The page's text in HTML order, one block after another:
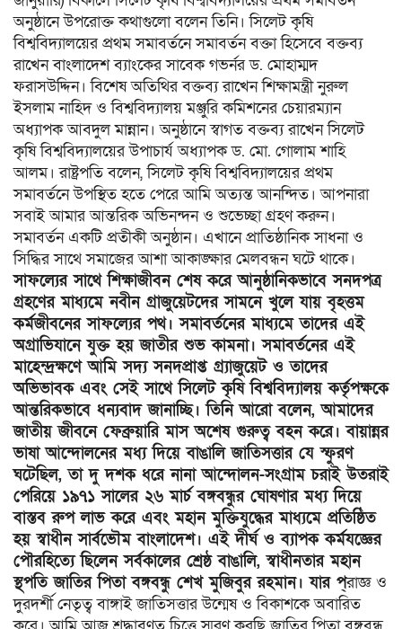
অনুষ্ঠানে উপরোক্ত কথাগুলো বলেন তিনি। সিলেট কৃষি
বিশ্ববিদ্যালয়ের প্রথম সমাবর্তনে সমাবর্তন বক্তা হিসেবে বক্তব্য
রাখেন বাংলাদেশ ব্যাংকের সাবেক গভর্নর ড. মোহাম্মদ
ফরাসউদ্দিন। বিশেষ অতিথির বক্তব্য রাখেন শিক্ষামন্ত্রী নুরুল
ইসলাম নাহিদ ও বিশ্ববিদ্যালয় মঞ্জুরি কমিশনের চেয়ারম্যান
অধ্যাপক আবদুল মান্নান। অনুষ্ঠানে স্বাগত বক্তব্য রাখেন সিলেট
কৃষি বিশ্ববিদ্যালয়ের উপাচার্য অধ্যাপক ড. মো. গোলাম শাহি
আলম। রাষ্ট্রপতি বলেন, সিলেট কৃষি বিশ্ববিদ্যালয়ের প্রথম
সমাবর্তনে উপস্থিত হতে পেরে আমি অত্যন্ত আনন্দিত। আপনারা
সবাই আমার আন্তরিক অভিনন্দন ও শুভেচ্ছা গ্রহণ করুন।
সমাবর্তন একটি প্রতীকী অনুষ্ঠান। এখানে প্রাতিষ্ঠানিক সাধনা ও
সিদ্ধির সাথে সমাজের আশা আকাঙ্ক্ষার মেলবন্ধন ঘটে থাকে।
সাফল্যের সাথে শিক্ষাজীবন শেষ করে আনুষ্ঠানিকভাবে সনদপত্র
গ্রহণের মাধ্যমে নবীন গ্রাজুয়েটদের সামনে খুলে যায় বৃহত্তম
কর্মজীবনের সাফল্যের পথ। সমাবর্তনের মাধ্যমে তাদের এই
অগ্রাভিযানে যুক্ত হয় জাতীর শুভ কামনা। সমাবর্তনের এই
মাহেন্দ্রক্ষণে আমি সদ্য সনদপ্রাপ্ত গ্র্যাজুয়েট ও তাদের
অভিভাবক এবং সেই সাথে সিলেট কৃষি বিশ্ববিদ্যালয় কর্তৃপক্ষকে
আন্তরিকভাবে ধন্যবাদ জানাচ্ছি। তিনি আরো বলেন, আমাদের
জাতীয় জীবনে ফেব্রুয়ারি মাস অশেষ গুরুত্ব বহন করে। বায়ান্নর
ভাষা আন্দোলনের মধ্য দিয়ে বাঙালি জাতিসত্তার যে স্ফুরণ
ঘটেছিল, তা দু দশক ধরে নানা আন্দোলন-সংগ্রাম চরাই উতরাই
পেরিয়ে ১৯৭১ সালের ২৬ মার্চ বঙ্গবন্ধুর ঘোষণার মধ্য দিয়ে
বাস্তব রুপ লাভ করে এবং মহান মুক্তিযুদ্ধের মাধ্যমে প্রতিষ্ঠিত
হয় স্বাধীন সার্বভৌম বাংলাদেশ। এই দীর্ঘ ও ব্যাপক কর্মযজ্ঞের
পৌরহিত্যে ছিলেন সর্বকালের শ্রেষ্ঠ বাঙালি, স্বাধীনতার মহান
স্থপতি জাতির পিতা বঙ্গবন্ধু শেখ মুজিবুর রহমান। যার প্রাজ্ঞ ও
দুরদর্শী নেতৃত্ব বাঙ্গাই জাতিসত্তার উন্মেষ ও বিকাশকে অবারিত